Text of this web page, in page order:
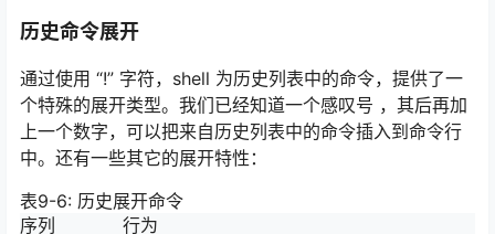
历史命令展开
通过使用 “!” 字符，shell 为历史列表中的命令，提供了一
个特殊的展开类型。我们已经知道一个感叹号 ，其后再加
上一个数字，可以把来自历史列表中的命令插入到命令行
中。还有一些其它的展开特性：
表9-6: 历史展开命令
序列
行为